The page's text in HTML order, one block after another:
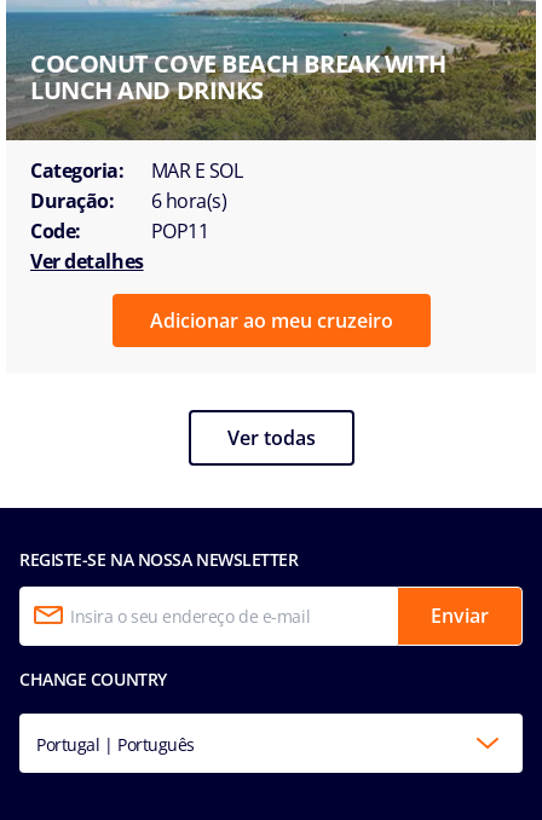
COCONUT COVE BEACH BREAK WITH
LUNCH AND DRINKS
Categoria:
MAR E SOL
Duração:
6 hora(s)
Code:
POP11
Ver detalhes
Adicionar ao meu cruzeiro
Ver todas
REGISTE-SE NA NOSSA NEWSLETTER
Enviar
CHANGE COUNTRY
Portugal | Português